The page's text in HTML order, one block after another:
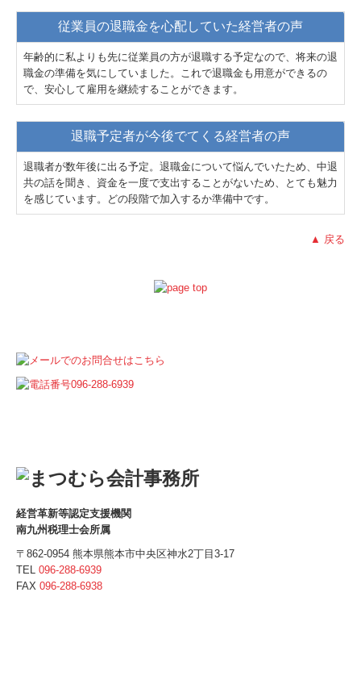
従業員の退職金を心配していた経営者の声
年齢的に私よりも先に従業員の方が退職する予定なので、将来の退
職金の準備を気にしていました。これで退職金も用意ができるの
で、安心して雇用を継続することができます。
退職予定者が今後でてくる経営者の声
退職者が数年後に出る予定。退職金について悩んでいたため、中退
共の話を聞き、資金を一度で支出することがないため、とても魅力
を感じています。どの段階で加入するか準備中です。
▲ 戻る
経営革新等認定支援機関
南九州税理士会所属
〒862-0954 熊本県熊本市中央区神水2丁目3-17
TEL 096-288-6939
FAX 096-288-6938